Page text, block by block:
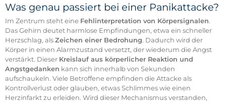
Was genau passiert bei einer Panikattacke?
Im Zentrum steht eine Fehlinterpretation von Körpersignalen.
Das Gehirn deutet harmlose Empfindungen, etwa ein schneller
Herzschlag, alsZeichen einer Bedrohung. Dadurch wird der
Körper in einen Alarmzustand versetzt, der wiederum die Angst
verstärkt. Dieser Kreislauf aus körperlicher Reaktion und
Angstgedanken kann sich innerhalb von Sekunden
aufschaukeln. Viele Betroffene empfinden die Attacke als
Kontrollverlust oder glauben, etwas Schlimmes wie einen
Herzinfarkt zu erleiden. Wird dieser Mechanismus verstanden,